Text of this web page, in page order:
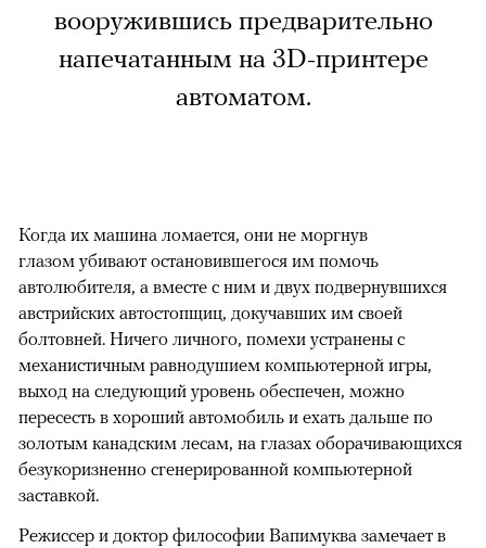
вооружившись предварительно
напечатанным на 3D-принтере
автоматом.
Когда их машина ломается, они не моргнув
глазом убивают остановившегося им помочь
автолюбителя, а вместе с ним и двух подвернувшихся
австрийских автостопщиц, докучавших им своей
болтовней. Ничего личного, помехи устранены с
механистичным равнодушием компьютерной игры,
выход на следующий уровень обеспечен, можно
пересесть в хороший автомобиль и ехать дальше по
золотым канадским лесам, на глазах оборачивающихся
безукоризненно сгенерированной компьютерной
заставкой.
Режиссер и доктор философии Вапимуква замечает в